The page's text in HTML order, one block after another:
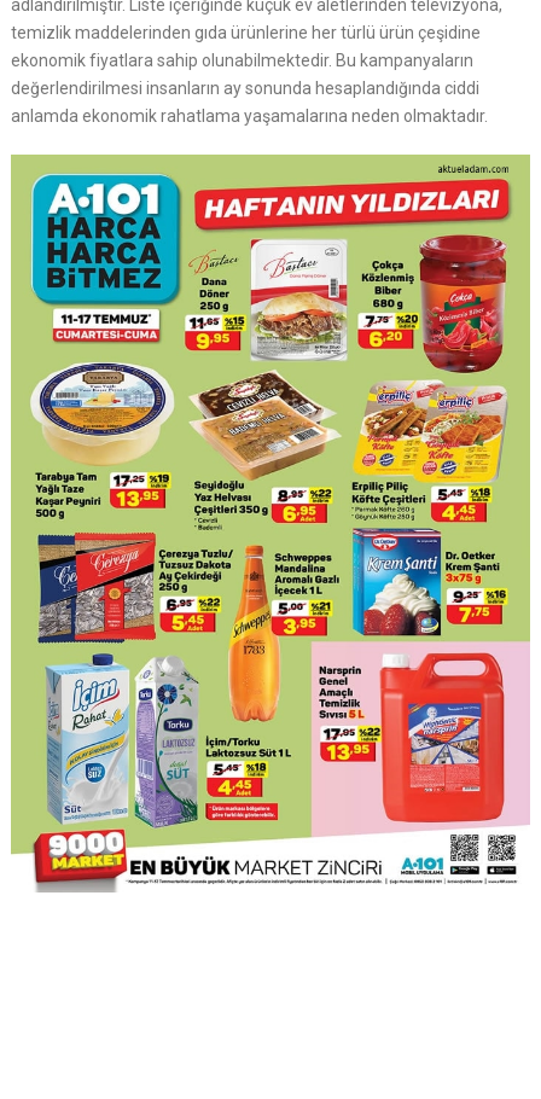
adlandırılmıştır. Liste içeriğinde küçük ev aletlerinden televizyona,
temizlik maddelerinden gıda ürünlerine her türlü ürün çeşidine
ekonomik fiyatlara sahip olunabilmektedir. Bu kampanyaların
değerlendirilmesi insanların ay sonunda hesaplandığında ciddi
anlamda ekonomik rahatlama yaşamalarına neden olmaktadır.